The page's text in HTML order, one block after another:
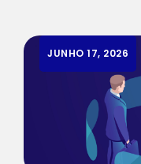
JUNHO 17, 2026